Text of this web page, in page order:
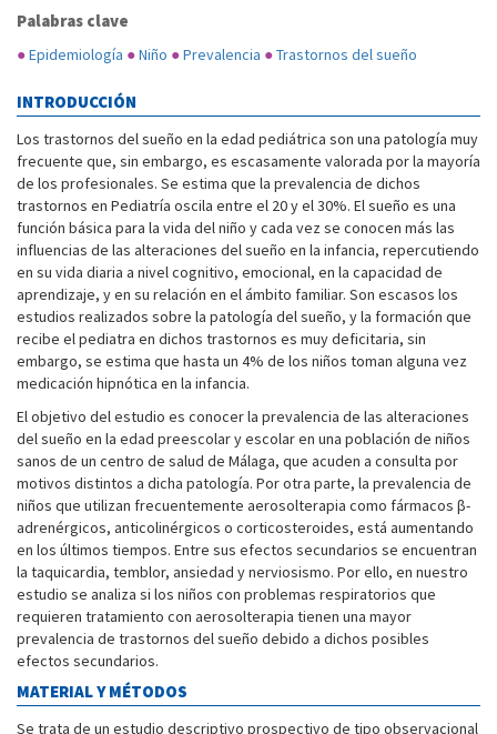
Palabras clave
●Epidemiología ●Niño ●Prevalencia ●Trastornos del sueño
INTRODUCCIÓN
Los trastornos del sueño en la edad pediátrica son una patología muy
frecuente que, sin embargo, es escasamente valorada por la mayoría
de los profesionales. Se estima que la prevalencia de dichos
trastornos en Pediatría oscila entre el 20 y el 30%. El sueño es una
función básica para la vida del niño y cada vez se conocen más las
influencias de las alteraciones del sueño en la infancia, repercutiendo
en su vida diaria a nivel cognitivo, emocional, en la capacidad de
aprendizaje, y en su relación en el ámbito familiar. Son escasos los
estudios realizados sobre la patología del sueño, y la formación que
recibe el pediatra en dichos trastornos es muy deficitaria, sin
embargo, se estima que hasta un 4% de los niños toman alguna vez
medicación hipnótica en la infancia.
El objetivo del estudio es conocer la prevalencia de las alteraciones
del sueño en la edad preescolar y escolar en una población de niños
sanos de un centro de salud de Málaga, que acuden a consulta por
motivos distintos a dicha patología. Por otra parte, la prevalencia de
niños que utilizan frecuentemente aerosolterapia como fármacos β-
adrenérgicos, anticolinérgicos o corticosteroides, está aumentando
en los últimos tiempos. Entre sus efectos secundarios se encuentran
la taquicardia, temblor, ansiedad y nerviosismo. Por ello, en nuestro
estudio se analiza si los niños con problemas respiratorios que
requieren tratamiento con aerosolterapia tienen una mayor
prevalencia de trastornos del sueño debido a dichos posibles
efectos secundarios.
MATERIAL Y MÉTODOS
Se trata de un estudio descriptivo prospectivo de tipo observacional